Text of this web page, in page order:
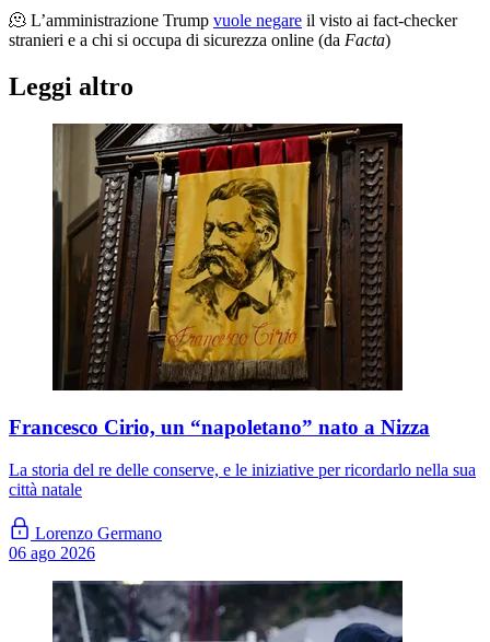
🫠 L’amministrazione Trump vuole negare il visto ai fact-checker
stranieri e a chi si occupa di sicurezza online (da Facta)
Leggi altro
Francesco Cirio, un “napoletano” nato a Nizza
La storia del re delle conserve, e le iniziative per ricordarlo nella sua
città natale
Lorenzo Germano
06 ago 2026